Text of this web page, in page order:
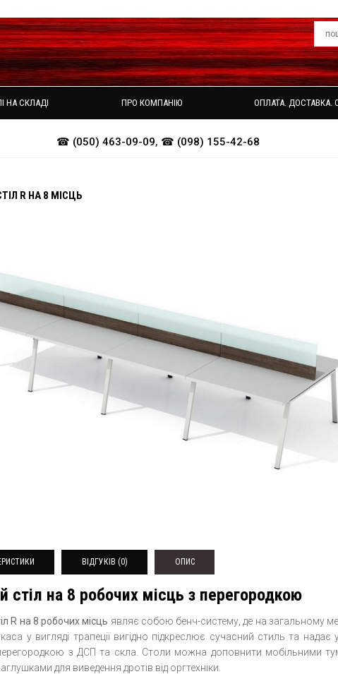
НА СКЛАДІ ПРО КОМПАНІЮ ОПЛАТА. ДОСТАВКА.
☎ (050) 463-09-09, ☎ (098) 155-42-68
R НА 8 МІСЦЬ
ВІДГУКІВ (0) ОПИС
стіл на 8 робочих місць з перегородкою
R на 8 робочих місць являє собою бенч-систему, де на загальному
у вигляді трапеції вигідно підкреслює сучасний стиль та надає
перегородкою з ДСП та скла. Столи можна доповнити мобільними
для виведення дротів від оргтехніки.